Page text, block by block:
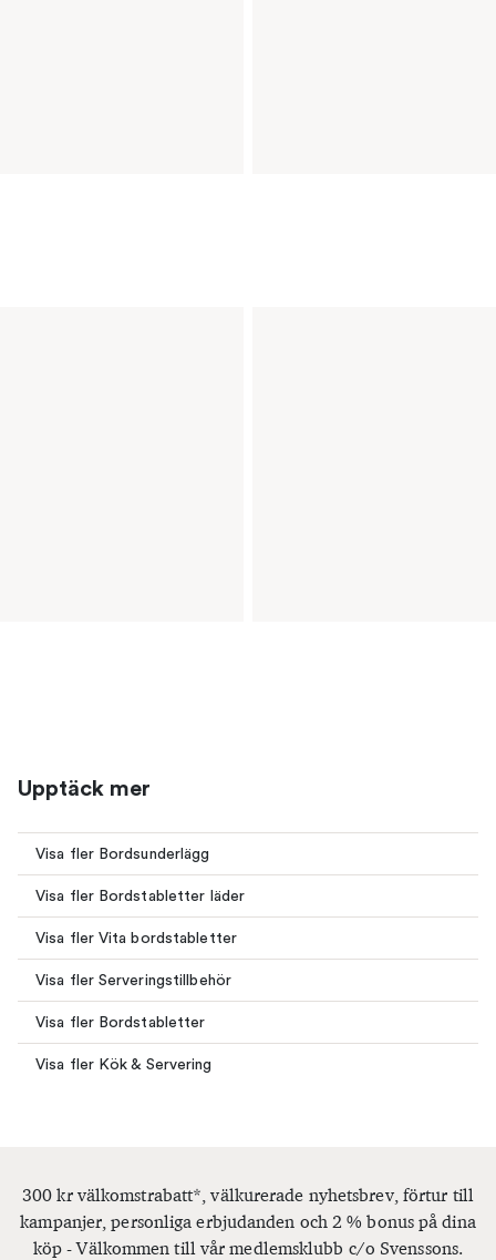
Upptäck mer
Visa fler Bordsunderlägg
Visa fler Bordstabletter läder
Visa fler Vita bordstabletter
Visa fler Serveringstillbehör
Visa fler Bordstabletter
Visa fler Kök & Servering
300 kr välkomstrabatt*, välkurerade nyhetsbrev, förtur till
kampanjer, personliga erbjudanden och 2 % bonus på dina
köp - Välkommen till vår medlemsklubb c/o Svenssons.